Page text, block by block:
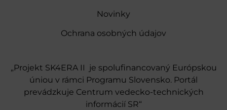
Novinky
Ochrana osobných údajov
„Projekt SK4ERA II je spolufinancovaný Európskou
úniou v rámci Programu Slovensko. Portál
prevádzkuje Centrum vedecko-technických
informácií SR“